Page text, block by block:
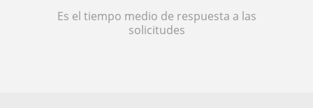
Es el tiempo medio de respuesta a las
solicitudes